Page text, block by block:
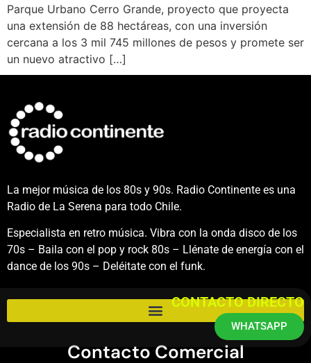
Parque Urbano Cerro Grande, proyecto que proyecta
una extensión de 88 hectáreas, con una inversión
cercana a los 3 mil 745 millones de pesos y promete ser
un nuevo atractivo […]
La mejor música de los 80s y 90s. Radio Continente es una
Radio de La Serena para todo Chile.
Especialista en retro música. Vibra con la onda disco de los
70s – Baila con el pop y rock 80s – Llénate de energía con el
dance de los 90s – Deléitate con el funk.
Contacto Comercial
CONTACTO DIRECTO
WHATSAPP